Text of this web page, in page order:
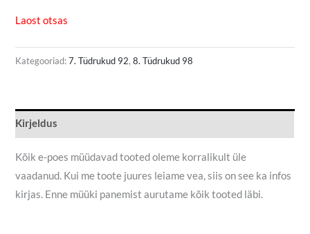
Laost otsas
Kategooriad:7. Tüdrukud 92,8. Tüdrukud 98
Kirjeldus
Kõik e-poes müüdavad tooted oleme korralikult üle
vaadanud. Kui me toote juures leiame vea, siis on see ka infos
kirjas. Enne müüki panemist aurutame kõik tooted läbi.